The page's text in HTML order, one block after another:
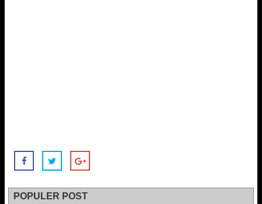
POPULER POST